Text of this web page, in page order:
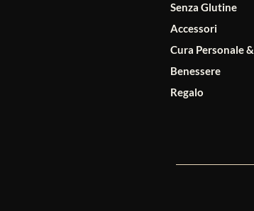
Senza Glutine
Accessori
Cura Personale &
Benessere
Regalo